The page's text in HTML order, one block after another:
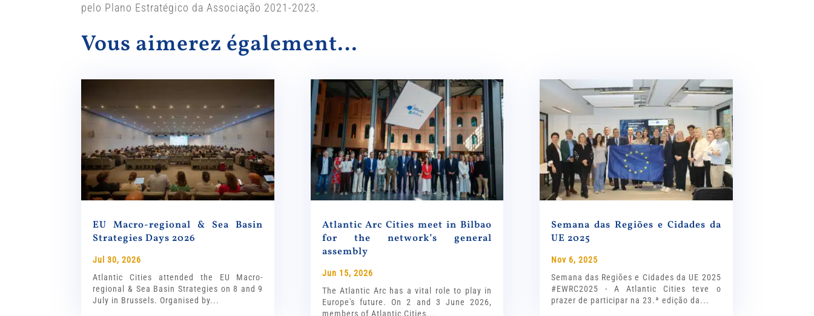
pelo Plano Estratégico da Associação 2021-2023.
Vous aimerez également…
EU Macro-regional & Sea Basin
Strategies Days 2026
Jul 30, 2026
Atlantic Cities attended the EU Macro-
regional & Sea Basin Strategies on 8 and 9
July in Brussels. Organised by...
Atlantic Arc Cities meet in Bilbao
for the network’s general
assembly
Jun 15, 2026
The Atlantic Arc has a vital role to play in
Europe's future. On 2 and 3 June 2026,
members of Atlantic Cities...
Semana das Regiões e Cidades da
UE 2025
Nov 6, 2025
Semana das Regiões e Cidades da UE 2025
#EWRC2025 - A Atlantic Cities teve o
prazer de participar na 23.ª edição da...